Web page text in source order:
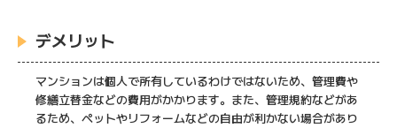
デメリット
マンションは個人で所有しているわけではないため、管理費や
修繕立替金などの費用がかかります。また、管理規約などがあ
るため、ペットやリフォームなどの自由が利かない場合があり